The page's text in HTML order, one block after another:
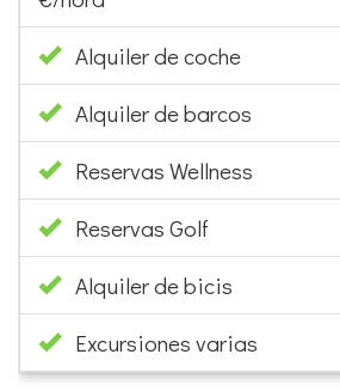
Alquiler de coche
Alquiler de barcos
Reservas Wellness
Reservas Golf
Alquiler de bicis
Excursiones varias